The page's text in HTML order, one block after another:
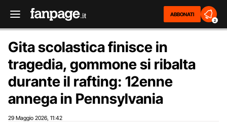
ABBONATI
2
Gita scolastica finisce in
tragedia, gommone si ribalta
durante il rafting: 12enne
annega in Pennsylvania
29 Maggio 2026 11:42